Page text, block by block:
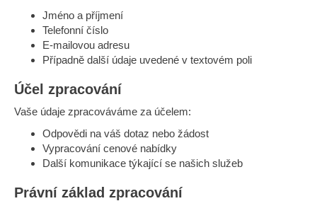
Jméno a příjmení
Telefonní číslo
E-mailovou adresu
Případně další údaje uvedené v textovém poli
Účel zpracování
Vaše údaje zpracováváme za účelem:
Odpovědi na váš dotaz nebo žádost
Vypracování cenové nabídky
Další komunikace týkající se našich služeb
Právní základ zpracování